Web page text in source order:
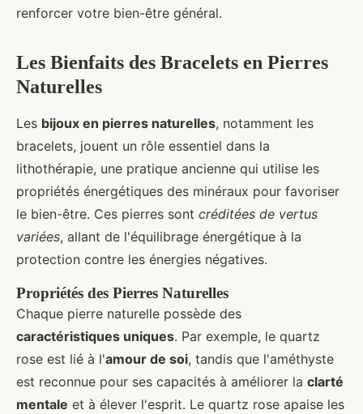
renforcer votre bien-être général.
Les Bienfaits des Bracelets en Pierres
Naturelles
Les bijoux en pierres naturelles, notamment les
bracelets, jouent un rôle essentiel dans la
lithothérapie, une pratique ancienne qui utilise les
propriétés énergétiques des minéraux pour favoriser
le bien-être. Ces pierres sont créditées de vertus
variées, allant de l'équilibrage énergétique à la
protection contre les énergies négatives.
Propriétés des Pierres Naturelles
Chaque pierre naturelle possède des
caractéristiques uniques. Par exemple, le quartz
rose est lié à l'amour de soi, tandis que l'améthyste
est reconnue pour ses capacités à améliorer la clarté
mentale et à élever l'esprit. Le quartz rose apaise les